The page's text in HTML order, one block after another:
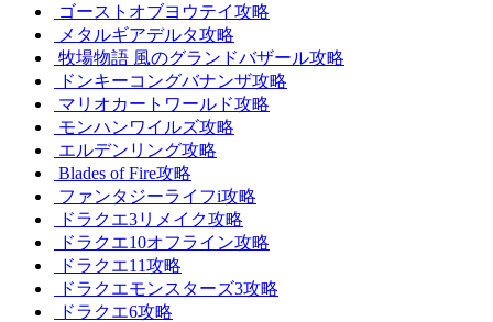
ゴーストオブヨウテイ攻略
メタルギアデルタ攻略
牧場物語 風のグランドバザール攻略
ドンキーコングバナンザ攻略
マリオカートワールド攻略
モンハンワイルズ攻略
エルデンリング攻略
Blades of Fire攻略
ファンタジーライフi攻略
ドラクエ3リメイク攻略
ドラクエ10オフライン攻略
ドラクエ11攻略
ドラクエモンスターズ3攻略
ドラクエ6攻略